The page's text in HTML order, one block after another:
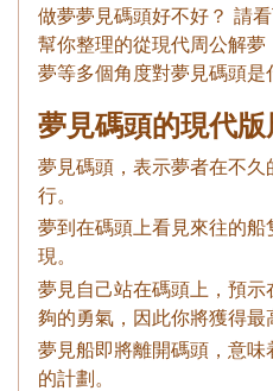
做夢夢見碼頭好不好？ 請
幫你整理的從現代周公解
夢等多個角度對夢見碼頭是
夢見碼頭的現代
夢見碼頭，表示夢者在不
行。
夢到在碼頭上看見來往的
現。
夢見自己站在碼頭上，預
夠的勇氣，因此你將獲得最
夢見船即將離開碼頭，意
的計劃。